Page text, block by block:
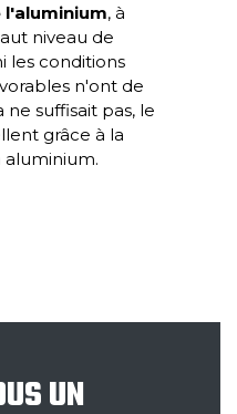
l'aluminium, à
niveau de
les conditions
n'ont de
ne suffisait pas, le
grâce à la
UN